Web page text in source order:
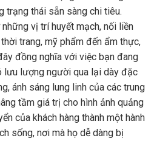
trạng thái sẵn sàng chi tiêu.
vị trí huyết mạch, nối liền
trang, mỹ phẩm đến ẩm thực,
đồng nghĩa với việc bạn đang
lưu lượng người qua lại dày đặc
ánh sáng lung linh của các trung
tầm giá trị cho hình ảnh quảng
của khách hàng thành một hành
sống, nơi mà họ dễ dàng bị